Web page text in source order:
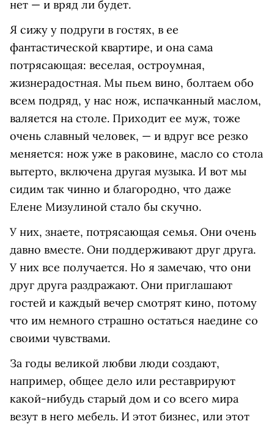
нет — и вряд ли будет.
Я сижу у подруги в гостях, в ее
фантастической квартире, и она сама
потрясающая: веселая, остроумная,
жизнерадостная. Мы пьем вино, болтаем обо
всем подряд, у нас нож, испачканный маслом,
валяется на столе. Приходит ее муж, тоже
очень славный человек, — и вдруг все резко
меняется: нож уже в раковине, масло со стола
вытерто, включена другая музыка. И вот мы
сидим так чинно и благородно, что даже
Елене Мизулиной стало бы скучно.
У них, знаете, потрясающая семья. Они очень
давно вместе. Они поддерживают друг друга.
У них все получается. Но я замечаю, что они
друг друга раздражают. Они приглашают
гостей и каждый вечер смотрят кино, потому
что им немного страшно остаться наедине со
своими чувствами.
За годы великой любви люди создают,
например, общее дело или реставрируют
какой-нибудь старый дом и со всего мира
везут в него мебель. И этот бизнес, или этот